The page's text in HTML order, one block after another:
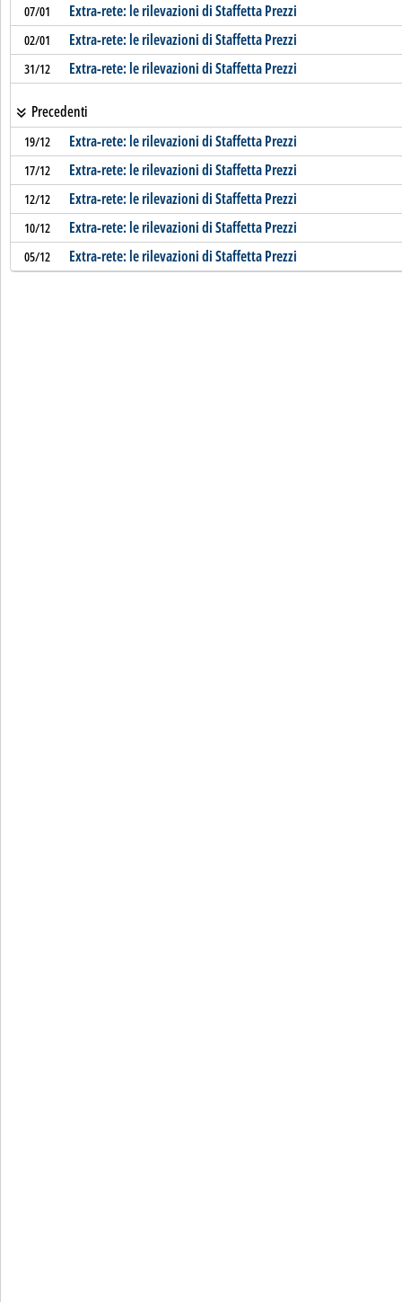
07/01 Extra-rete: le rilevazioni di Staffetta Prezzi
02/01 Extra-rete: le rilevazioni di Staffetta Prezzi
31/12 Extra-rete: le rilevazioni di Staffetta Prezzi
Precedenti
19/12 Extra-rete: le rilevazioni di Staffetta Prezzi
17/12 Extra-rete: le rilevazioni di Staffetta Prezzi
12/12 Extra-rete: le rilevazioni di Staffetta Prezzi
10/12 Extra-rete: le rilevazioni di Staffetta Prezzi
05/12 Extra-rete: le rilevazioni di Staffetta Prezzi